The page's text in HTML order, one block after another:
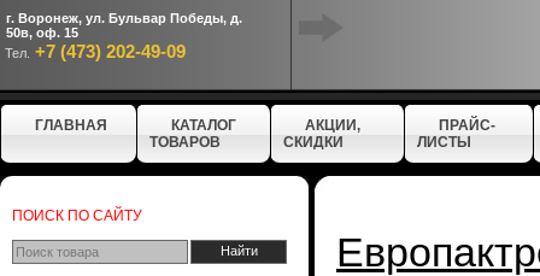
г. Воронеж, ул. Бульвар Победы, д.
50в, оф. 15
Тел. +7 (473) 202-49-09
ГЛАВНАЯ
КАТАЛОГ
ТОВАРОВ
АКЦИИ,
СКИДКИ
ПРАЙС-
ЛИСТЫ
ПОИСК ПО САЙТУ